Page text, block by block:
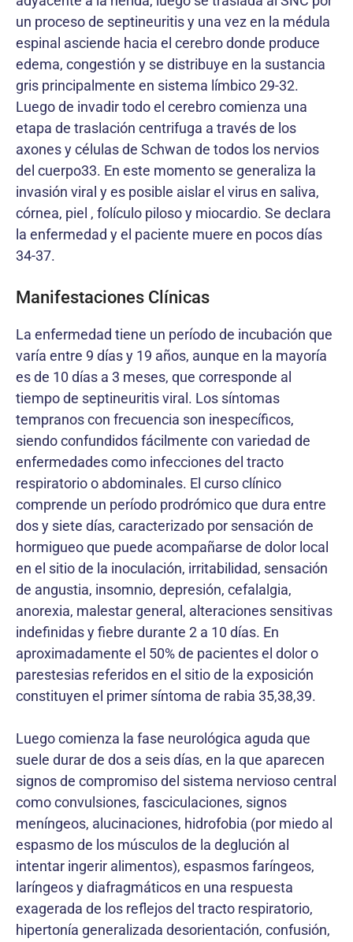
un proceso de septineuritis y una vez en la médula
espinal asciende hacia el cerebro donde produce
edema, congestión y se distribuye en la sustancia
gris principalmente en sistema límbico 29-32.
Luego de invadir todo el cerebro comienza una
etapa de traslación centrifuga a través de los
axones y células de Schwan de todos los nervios
del cuerpo33. En este momento se generaliza la
invasión viral y es posible aislar el virus en saliva,
córnea, piel , folículo piloso y miocardio. Se declara
la enfermedad y el paciente muere en pocos días
34-37.
Manifestaciones Clínicas
La enfermedad tiene un período de incubación que
varía entre 9 días y 19 años, aunque en la mayoría
es de 10 días a 3 meses, que corresponde al
tiempo de septineuritis viral. Los síntomas
tempranos con frecuencia son inespecíficos,
siendo confundidos fácilmente con variedad de
enfermedades como infecciones del tracto
respiratorio o abdominales. El curso clínico
comprende un período prodrómico que dura entre
dos y siete días, caracterizado por sensación de
hormigueo que puede acompañarse de dolor local
en el sitio de la inoculación, irritabilidad, sensación
de angustia, insomnio, depresión, cefalalgia,
anorexia, malestar general, alteraciones sensitivas
indefinidas y fiebre durante 2 a 10 días. En
aproximadamente el 50% de pacientes el dolor o
parestesias referidos en el sitio de la exposición
constituyen el primer síntoma de rabia 35,38,39.
Luego comienza la fase neurológica aguda que
suele durar de dos a seis días, en la que aparecen
signos de compromiso del sistema nervioso central
como convulsiones, fasciculaciones, signos
meníngeos, alucinaciones, hidrofobia (por miedo al
espasmo de los músculos de la deglución al
intentar ingerir alimentos), espasmos faríngeos,
laríngeos y diafragmáticos en una respuesta
exagerada de los reflejos del tracto respiratorio,
hipertonía generalizada desorientación, confusión,